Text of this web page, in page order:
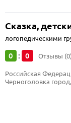
Сказка,
логопедическими
0 : 0 Отзывы (0)
Российская
Черноголовка